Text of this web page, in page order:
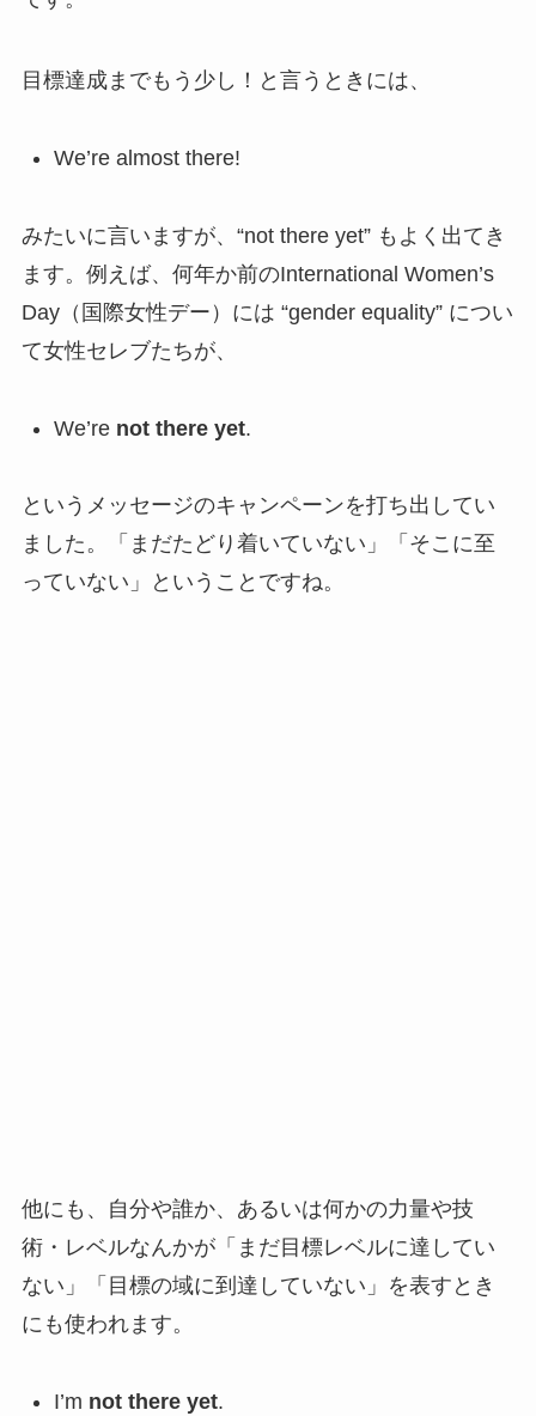
目標達成までもう少し！と言うときには、
We’re almost there!
みたいに言いますが、“not there yet” もよく出てき
ます。例えば、何年か前のInternational Women’s
Day（国際女性デー）には “gender equality” につい
て女性セレブたちが、
We’re not there yet.
というメッセージのキャンペーンを打ち出してい
ました。「まだたどり着いていない」「そこに至
っていない」ということですね。
他にも、自分や誰か、あるいは何かの力量や技
術・レベルなんかが「まだ目標レベルに達してい
ない」「目標の域に到達していない」を表すとき
にも使われます。
I’m not there yet.